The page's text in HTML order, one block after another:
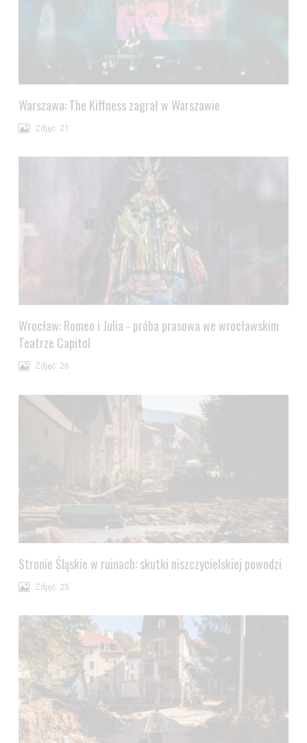
Warszawa: The Kiffness zagrał w Warszawie
Zdjęć: 21
Wrocław: Romeo i Julia - próba prasowa we wrocławskim
Teatrze Capitol
Zdjęć: 26
Stronie Śląskie w ruinach: skutki niszczycielskiej powodzi
Zdjęć: 25